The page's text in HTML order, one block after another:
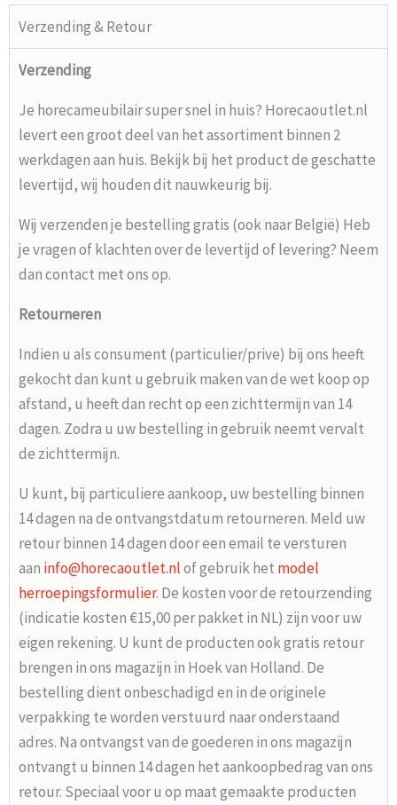
Verzending & Retour
Verzending
Je horecameubilair super snel in huis? Horecaoutlet.nl
levert een groot deel van het assortiment binnen 2
werkdagen aan huis. Bekijk bij het product de geschatte
levertijd, wij houden dit nauwkeurig bij.
Wij verzenden je bestelling gratis (ook naar België) Heb
je vragen of klachten over de levertijd of levering? Neem
dan contact met ons op.
Retourneren
Indien u als consument (particulier/prive) bij ons heeft
gekocht dan kunt u gebruik maken van de wet koop op
afstand, u heeft dan recht op een zichttermijn van 14
dagen. Zodra u uw bestelling in gebruik neemt vervalt
de zichttermijn.
U kunt, bij particuliere aankoop, uw bestelling binnen
14 dagen na de ontvangstdatum retourneren. Meld uw
retour binnen 14 dagen door een email te versturen
aan info@horecaoutlet.nlof gebruik het model
herroepingsformulier. De kosten voor de retourzending
(indicatie kosten €15,00 per pakket in NL) zijn voor uw
eigen rekening. U kunt de producten ook gratis retour
brengen in ons magazijn in Hoek van Holland. De
bestelling dient onbeschadigd en in de originele
verpakking te worden verstuurd naar onderstaand
adres. Na ontvangst van de goederen in ons magazijn
ontvangt u binnen 14 dagen het aankoopbedrag van ons
retour. Speciaal voor u op maat gemaakte producten